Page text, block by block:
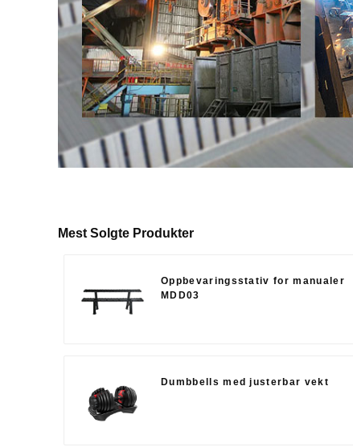
Mest Solgte Produkter
Oppbevaringsstativ for manualer
MDD03
Dumbbells med justerbar vekt